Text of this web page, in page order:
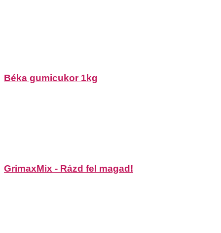
Béka gumicukor 1kg
GrimaxMix - Rázd fel magad!